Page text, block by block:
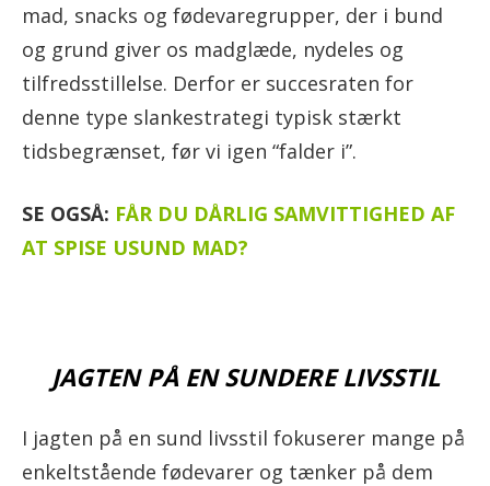
mad, snacks og fødevaregrupper, der i bund
og grund giver os madglæde, nydeles og
tilfredsstillelse. Derfor er succesraten for
denne type slankestrategi typisk stærkt
tidsbegrænset, før vi igen “falder i”.
SE OGSÅ: FÅR DU DÅRLIG SAMVITTIGHED AF
AT SPISE USUND MAD?
JAGTEN PÅ EN SUNDERE LIVSSTIL
I jagten på en sund livsstil fokuserer mange på
enkeltstående fødevarer og tænker på dem